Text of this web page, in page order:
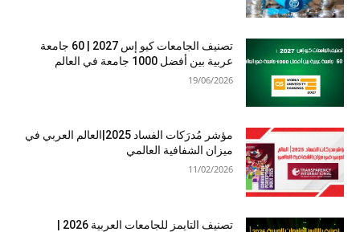
تصنيف الجامعات كيو إس 2027 | 60 جامعة
عربية بين أفضل 1000 جامعة في العالم
19/06/2026
مؤشر مُدرَكات الفساد 2025|العالم العربي في
ميزان الشفافية العالمي
11/02/2026